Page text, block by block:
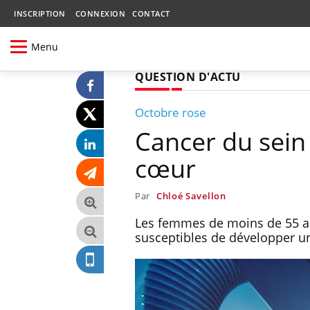
INSCRIPTION CONNEXION CONTACT
Menu
QUESTION D'ACTU
Octobre rose
Cancer du
cœur
Par Chloé Savellon
Les femmes de moins de 55
susceptibles de développer